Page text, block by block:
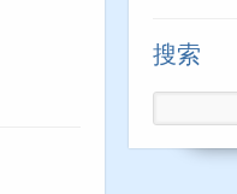
搜索